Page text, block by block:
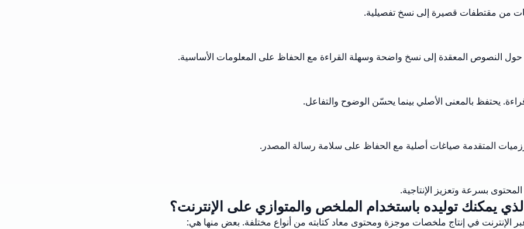
من مقتطفات قصيرة إلى نسخ تفصيلية.
يحتفظ بالمعنى الأصلي بينما يحسّن الوضوح والتفاعل.
المتقدمة صياغات أصلية مع الحفاظ على سلامة رسالة المصدر.
بسرعة وتعزيز الإنتاجية.
يمكنك توليده باستخدام الملخص والمتوازي على الإنترنت؟
الإنترنت في إنتاج ملخصات موجزة ومحتوى معاد كتابته من أنواع مختلفة. بعض منها هي: